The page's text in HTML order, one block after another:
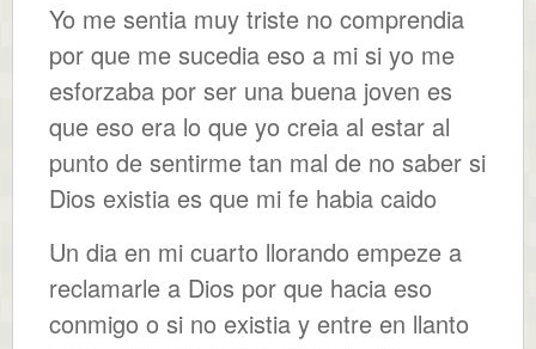
Yo me sentia muy triste no comprendia
por que me sucedia eso a mi si yo me
esforzaba por ser una buena joven es
que eso era lo que yo creia al estar al
punto de sentirme tan mal de no saber si
Dios existia es que mi fe habia caido
Un dia en mi cuarto llorando empeze a
reclamarle a Dios por que hacia eso
conmigo o si no existia y entre en llanto